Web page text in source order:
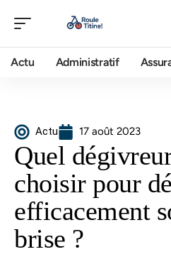
Actu Administratif
Actu 17 août 2023
Quel
choisir pour
efficacement
brise ?